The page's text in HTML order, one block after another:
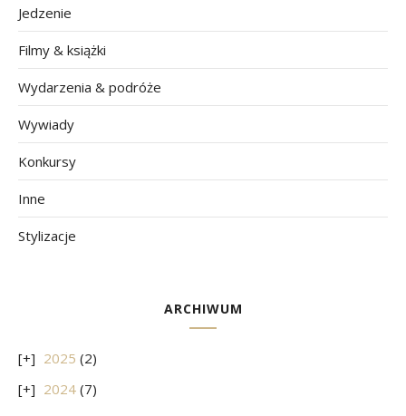
Jedzenie
Filmy & książki
Wydarzenia & podróże
Wywiady
Konkursy
Inne
Stylizacje
ARCHIWUM
2025 (2)
2024 (7)